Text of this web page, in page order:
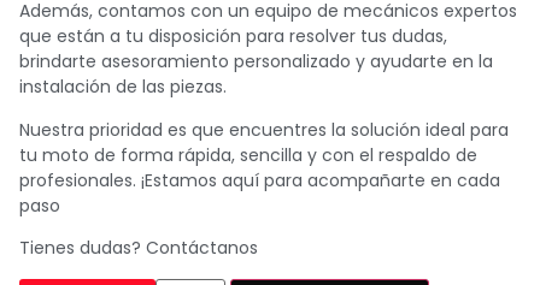
Además, contamos con un equipo de mecánicos expertos
que están a tu disposición para resolver tus dudas,
brindarte asesoramiento personalizado y ayudarte en la
instalación de las piezas.
Nuestra prioridad es que encuentres la solución ideal para
tu moto de forma rápida, sencilla y con el respaldo de
profesionales. ¡Estamos aquí para acompañarte en cada
paso
Tienes dudas? Contáctanos